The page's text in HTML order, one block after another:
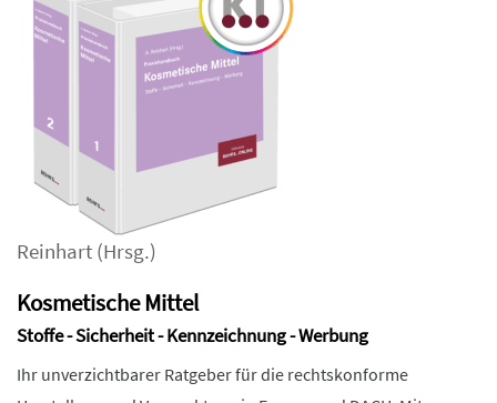
Reinhart (Hrsg.)
Kosmetische Mittel
Stoffe - Sicherheit - Kennzeichnung - Werbung
Ihr unverzichtbarer Ratgeber für die rechtskonforme